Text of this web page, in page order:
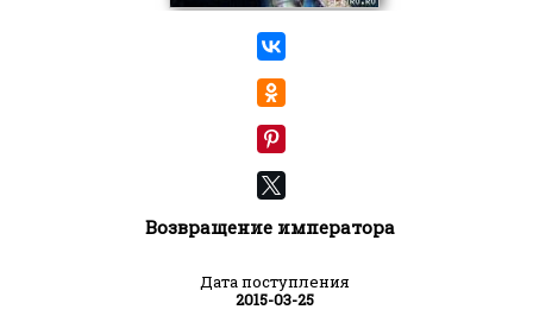
Возвращение императора
Дата поступления
2015-03-25